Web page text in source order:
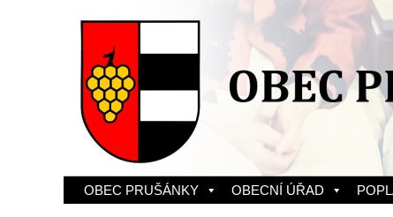
Skip to content
OBEC PRUŠÁNKY OBECNÍ ÚŘAD